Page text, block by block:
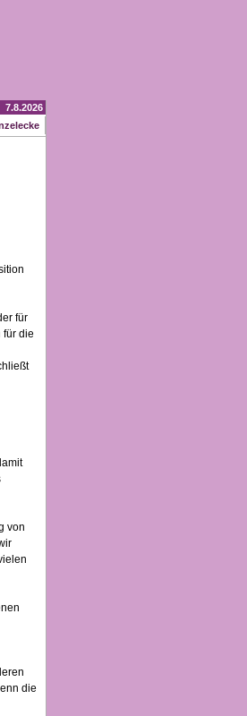
7.8.2026
für
für die
von
die